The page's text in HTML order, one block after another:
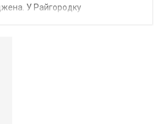
У Райгородку